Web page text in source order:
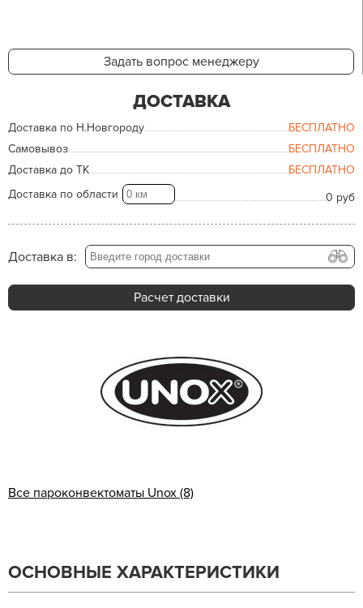
Задать вопрос менеджеру
ДОСТАВКА
Доставка по Н.Новгороду
БЕСПЛАТНО
Самовывоз
БЕСПЛАТНО
Доставка до ТК
БЕСПЛАТНО
Доставка по области
0 руб
Доставка в:
Расчет доставки
Все пароконвектоматы Unox (8)
ОСНОВНЫЕ ХАРАКТЕРИСТИКИ